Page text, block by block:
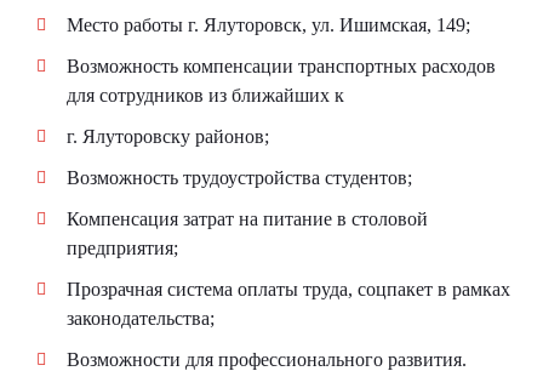
Место работы г. Ялуторовск, ул. Ишимская, 149;
Возможность компенсации транспортных расходов
для сотрудников из ближайших к
г. Ялуторовску районов;
Возможность трудоустройства студентов;
Компенсация затрат на питание в столовой
предприятия;
Прозрачная система оплаты труда, соцпакет в рамках
законодательства;
Возможности для профессионального развития.